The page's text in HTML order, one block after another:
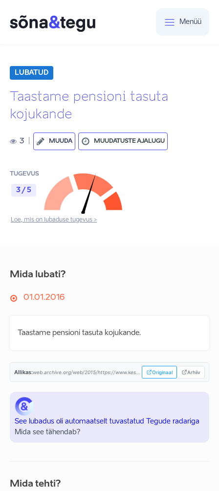
Menüü
LUBATUD
Taastame pensioni tasuta
kojukande
3 MUUDA MUUDATUSTE AJALUGU
TUGEVUS
3 / 5
Loe, mis on lubaduse tugevus >
Mida lubati?
01.01.2016
Taastame pensioni tasuta kojukande.
Allikas: Originaal Arhiiv
See lubadus oli automaatselt tuvastatud Tegude radariga
Mida see tähendab?
Mida tehti?